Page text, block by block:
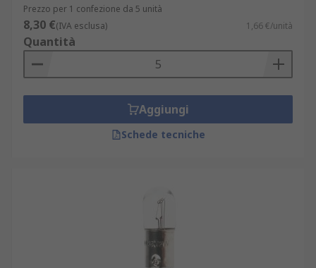
Prezzo per 1 confezione da 5 unità
8,30 €(IVA esclusa) 1,66 €/unità
Quantità
Aggiungi
Schede tecniche